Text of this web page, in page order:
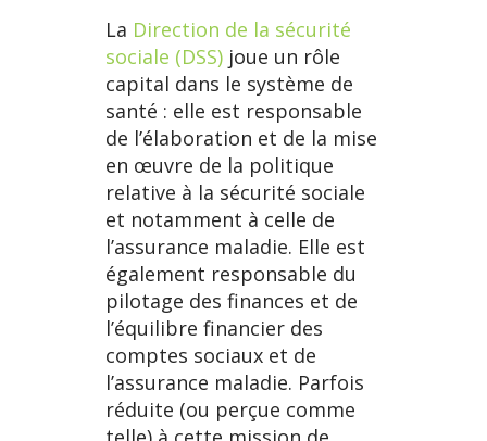
La Direction de la sécurité
sociale (DSS)joue un rôle
capital dans le système de
santé : elle est responsable
de l’élaboration et de la mise
en œuvre de la politique
relative à la sécurité sociale
et notamment à celle de
l’assurance maladie. Elle est
également responsable du
pilotage des finances et de
l’équilibre financier des
comptes sociaux et de
l’assurance maladie. Parfois
réduite (ou perçue comme